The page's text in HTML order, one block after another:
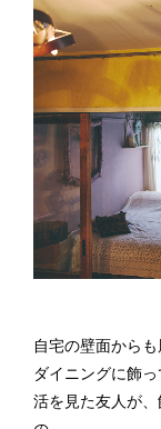
自宅の壁面から
ダイニングに飾
活を見た友人が